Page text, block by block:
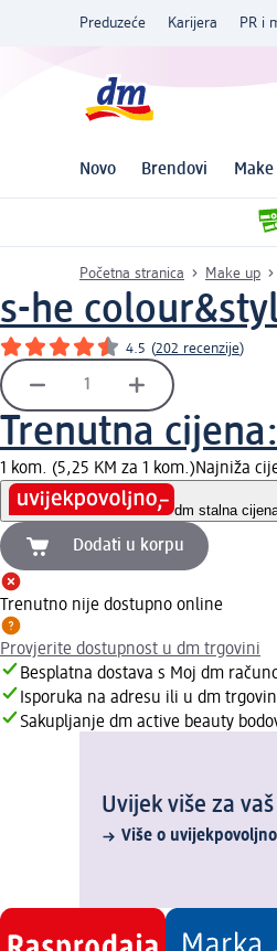
Preduzeće Karijera PR i
Novo Brendovi
Početna stranica Make up
s-he
4.5 (202 recenzije)
Trenutna cijena:
1 kom. (5,25 KM za 1 kom.)Najniža
dm stalna
Dodati u korpu
Trenutno nije dostupno online
Provjerite dostupnost u dm trgovini
Besplatna dostava s Moj dm
Isporuka na adresu ili u dm
Sakupljanje dm active beauty
Uvijek više za
Više o uvijekpovoljno